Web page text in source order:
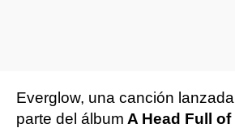
Everglow, una canción
parte del álbum A Head Full of